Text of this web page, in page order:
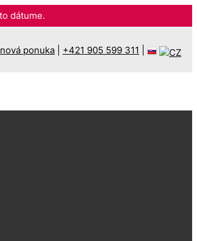
dátume.
ponuka +421 905 599 311